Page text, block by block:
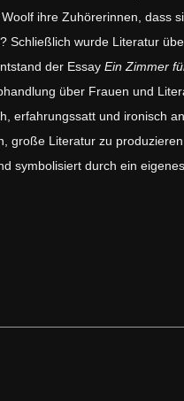
ihre Zuhörerinnen, dass
Schließlich wurde Literatur
der Essay Ein Zimmer
über Frauen und
erfahrungssatt und ironisch
große Literatur zu
symbolisiert durch ein